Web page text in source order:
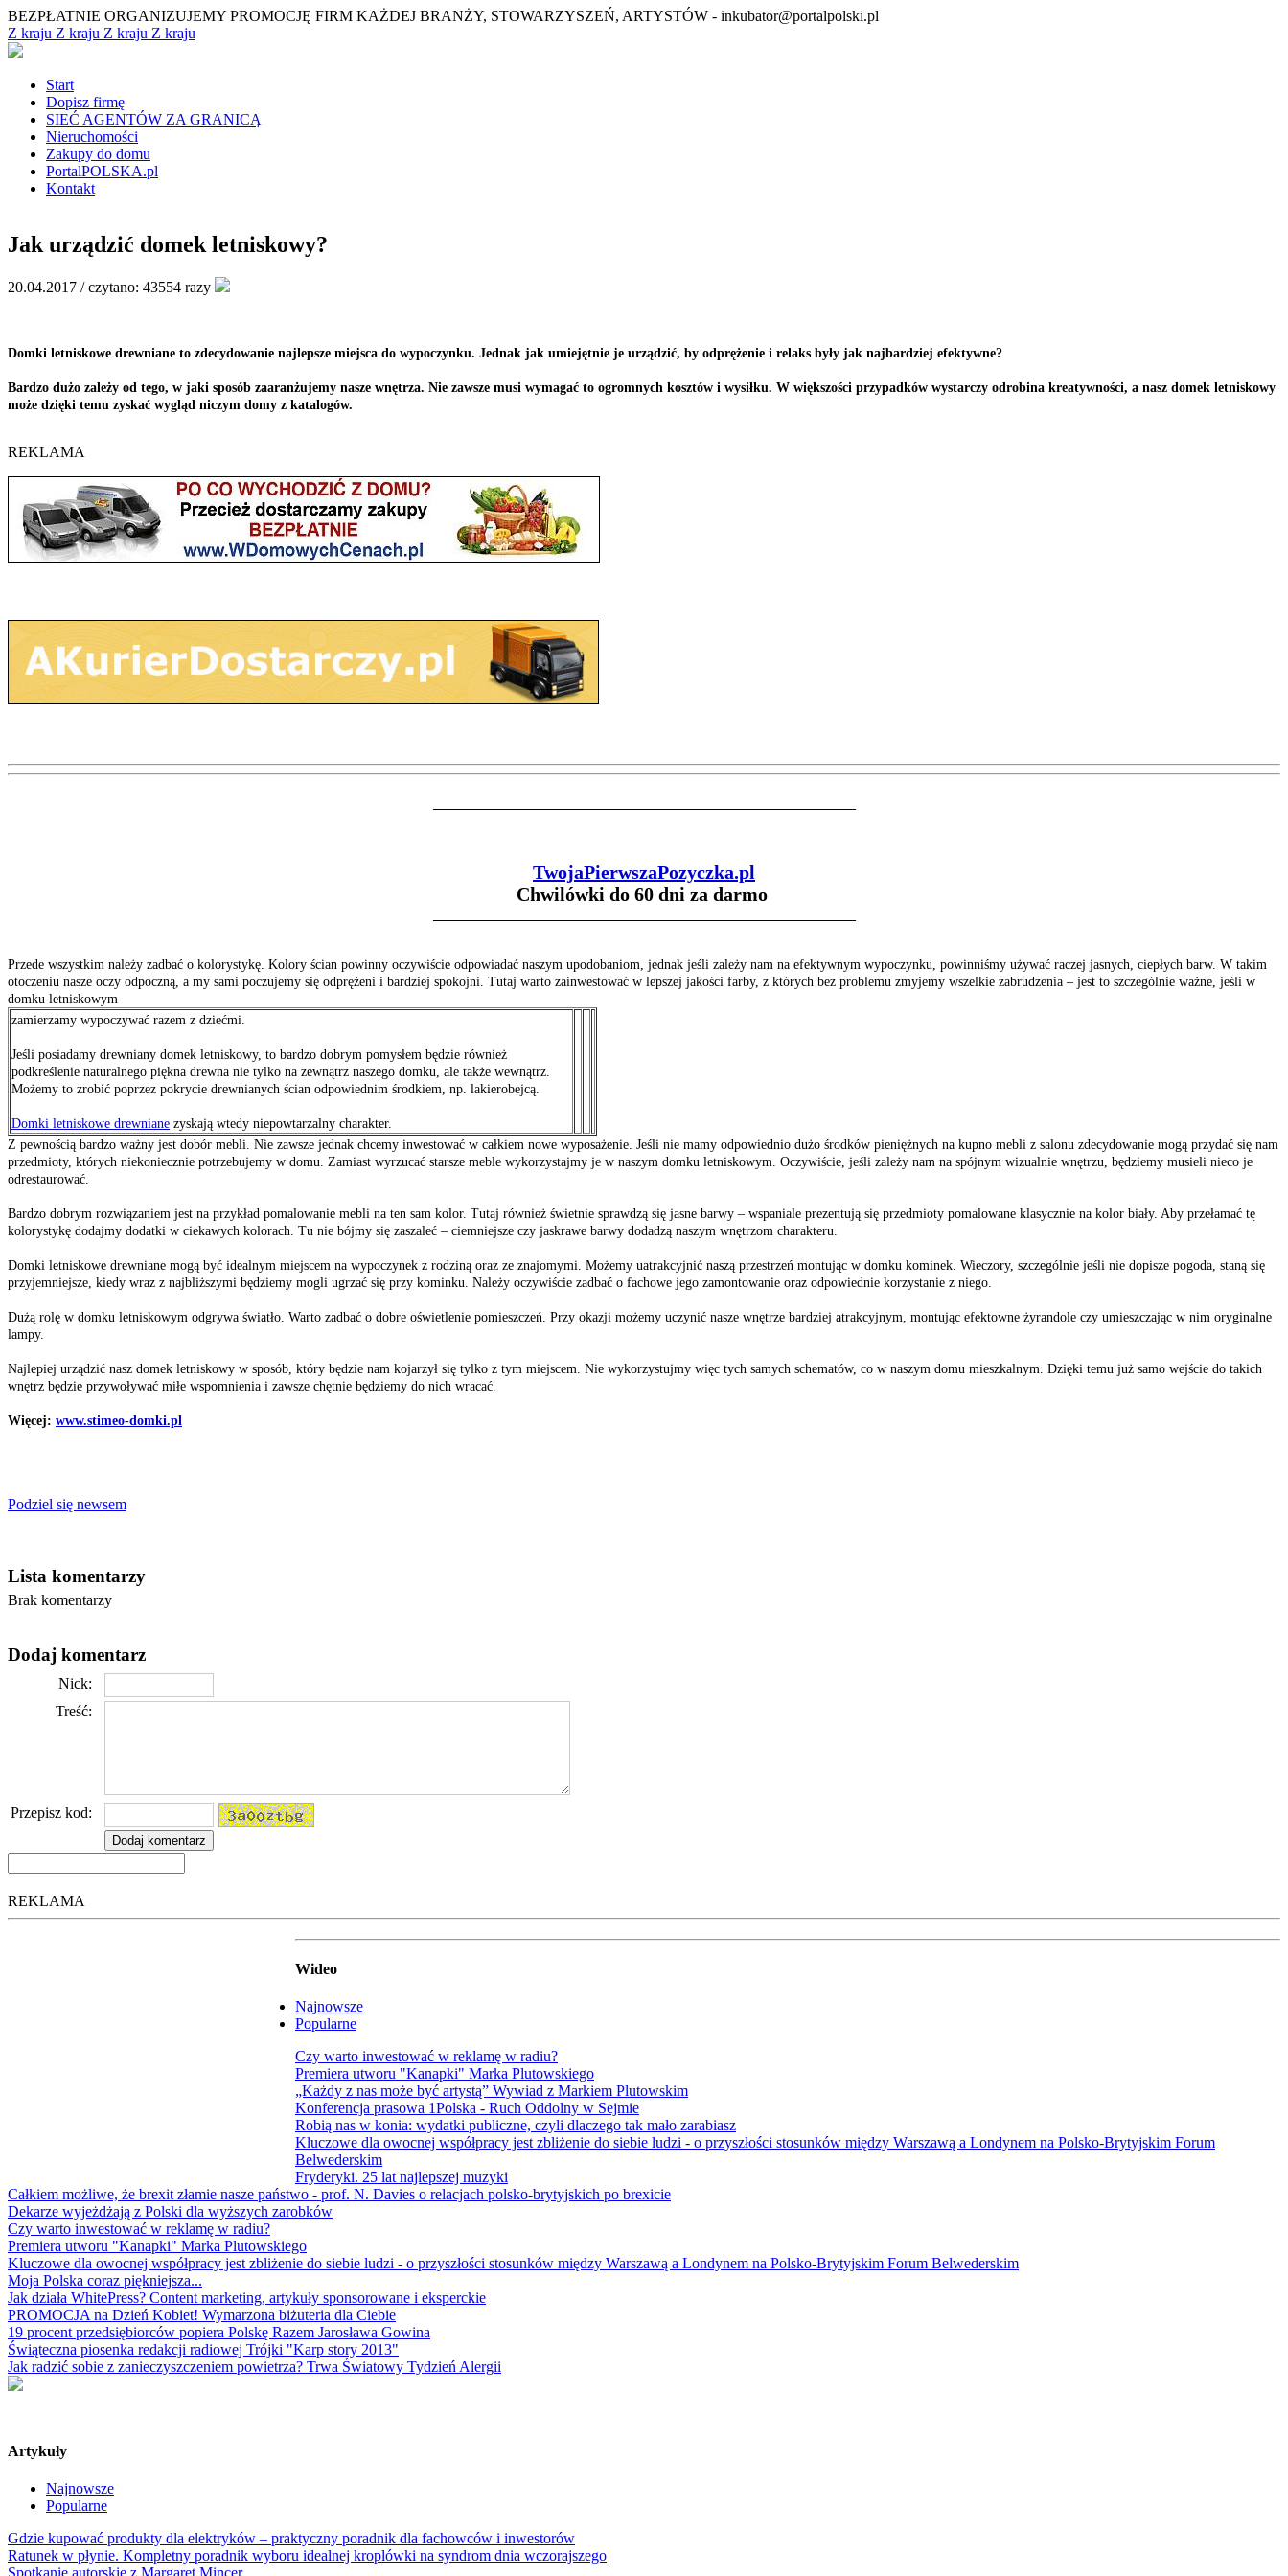
BEZPŁATNIE ORGANIZUJEMY PROMOCJĘ FIRM KAŻDEJ BRANŻY, STOWARZYSZEŃ, ARTYSTÓW - inkubator@portalpolski.pl
Z kraju Z kraju Z kraju Z kraju
Start
Dopisz firmę
SIEĆ AGENTÓW ZA GRANICĄ
Nieruchomości
Zakupy do domu
PortalPOLSKA.pl
Kontakt
Jak urządzić domek letniskowy?
20.04.2017 /czytano: 43554 razy
Domki letniskowe drewniane to zdecydowanie najlepsze miejsca do wypoczynku. Jednak jak umiejętnie je urządzić, by odprężenie i relaks były jak najbardziej efektywne?
Bardzo dużo zależy od tego, w jaki sposób zaaranżujemy nasze wnętrza. Nie zawsze musi wymagać to ogromnych kosztów i wysiłku. W większości przypadków wystarczy odrobina kreatywności, a nasz domek letniskowy
może dzięki temu zyskać wygląd niczym domy z katalogów.
REKLAMA
TwojaPierwszaPozyczka.pl
Chwilówki do 60 dni za darmo
Przede wszystkim należy zadbać o kolorystykę. Kolory ścian powinny oczywiście odpowiadać naszym upodobaniom, jednak jeśli zależy nam na efektywnym wypoczynku, powinniśmy używać raczej jasnych, ciepłych barw. W takim
otoczeniu nasze oczy odpoczną, a my sami poczujemy się odprężeni i bardziej spokojni. Tutaj warto zainwestować w lepszej jakości farby, z których bez problemu zmyjemy wszelkie zabrudzenia – jest to szczególnie ważne, jeśli w
domku letniskowym
zamierzamy wypoczywać razem z dziećmi.
Jeśli posiadamy drewniany domek letniskowy, to bardzo dobrym pomysłem będzie również
podkreślenie naturalnego piękna drewna nie tylko na zewnątrz naszego domku, ale także wewnątrz.
Możemy to zrobić poprzez pokrycie drewnianych ścian odpowiednim środkiem, np. lakierobejcą.
Domki letniskowe drewniane zyskają wtedy niepowtarzalny charakter.
Z pewnością bardzo ważny jest dobór mebli. Nie zawsze jednak chcemy inwestować w całkiem nowe wyposażenie. Jeśli nie mamy odpowiednio dużo środków pieniężnych na kupno mebli z salonu zdecydowanie mogą przydać się nam
przedmioty, których niekoniecznie potrzebujemy w domu. Zamiast wyrzucać starsze meble wykorzystajmy je w naszym domku letniskowym. Oczywiście, jeśli zależy nam na spójnym wizualnie wnętrzu, będziemy musieli nieco je
odrestaurować.
Bardzo dobrym rozwiązaniem jest na przykład pomalowanie mebli na ten sam kolor. Tutaj również świetnie sprawdzą się jasne barwy – wspaniale prezentują się przedmioty pomalowane klasycznie na kolor biały. Aby przełamać tę
kolorystykę dodajmy dodatki w ciekawych kolorach. Tu nie bójmy się zaszaleć – ciemniejsze czy jaskrawe barwy dodadzą naszym wnętrzom charakteru.
Domki letniskowe drewniane mogą być idealnym miejscem na wypoczynek z rodziną oraz ze znajomymi. Możemy uatrakcyjnić naszą przestrzeń montując w domku kominek. Wieczory, szczególnie jeśli nie dopisze pogoda, staną się
przyjemniejsze, kiedy wraz z najbliższymi będziemy mogli ugrzać się przy kominku. Należy oczywiście zadbać o fachowe jego zamontowanie oraz odpowiednie korzystanie z niego.
Dużą rolę w domku letniskowym odgrywa światło. Warto zadbać o dobre oświetlenie pomieszczeń. Przy okazji możemy uczynić nasze wnętrze bardziej atrakcyjnym, montując efektowne żyrandole czy umieszczając w nim oryginalne
lampy.
Najlepiej urządzić nasz domek letniskowy w sposób, który będzie nam kojarzył się tylko z tym miejscem. Nie wykorzystujmy więc tych samych schematów, co w naszym domu mieszkalnym. Dzięki temu już samo wejście do takich
wnętrz będzie przywoływać miłe wspomnienia i zawsze chętnie będziemy do nich wracać.
Więcej: www.stimeo-domki.pl
Podziel się newsem
Lista komentarzy
Brak komentarzy
Dodaj komentarz
Nick:
Treść:
Przepisz kod:
REKLAMA
Wideo
Najnowsze
Popularne
Czy warto inwestować w reklamę w radiu?
Premiera utworu "Kanapki" Marka Plutowskiego
„Każdy z nas może być artystą” Wywiad z Markiem Plutowskim
Konferencja prasowa 1Polska - Ruch Oddolny w Sejmie
Robią nas w konia: wydatki publiczne, czyli dlaczego tak mało zarabiasz
Kluczowe dla owocnej współpracy jest zbliżenie do siebie ludzi - o przyszłości stosunków między Warszawą a Londynem na Polsko-Brytyjskim Forum
Belwederskim
Fryderyki. 25 lat najlepszej muzyki
Całkiem możliwe, że brexit złamie nasze państwo - prof. N. Davies o relacjach polsko-brytyjskich po brexicie
Dekarze wyjeżdżają z Polski dla wyższych zarobków
Czy warto inwestować w reklamę w radiu?
Premiera utworu "Kanapki" Marka Plutowskiego
Kluczowe dla owocnej współpracy jest zbliżenie do siebie ludzi - o przyszłości stosunków między Warszawą a Londynem na Polsko-Brytyjskim Forum Belwederskim
Moja Polska coraz piękniejsza...
Jak działa WhitePress? Content marketing, artykuły sponsorowane i eksperckie
PROMOCJA na Dzień Kobiet! Wymarzona biżuteria dla Ciebie
19 procent przedsiębiorców popiera Polskę Razem Jarosława Gowina
Świąteczna piosenka redakcji radiowej Trójki "Karp story 2013"
Jak radzić sobie z zanieczyszczeniem powietrza? Trwa Światowy Tydzień Alergii
Artykuły
Najnowsze
Popularne
Gdzie kupować produkty dla elektryków – praktyczny poradnik dla fachowców i inwestorów
Ratunek w płynie. Kompletny poradnik wyboru idealnej kroplówki na syndrom dnia wczorajszego